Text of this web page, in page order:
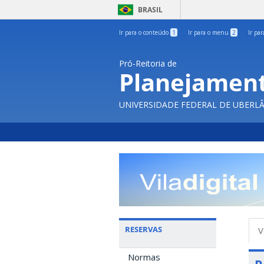
BRASIL
Ir para o conteúdo 1 Ir para o menu 2 Ir
Pró-Reitoria de
UNIVERSIDADE FEDERAL DE
RESERVAS
Normas